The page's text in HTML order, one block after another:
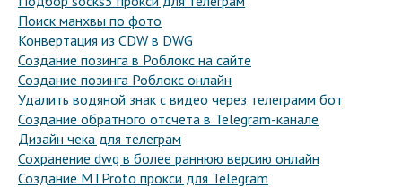
Поиск манхвы по фото
Конвертация из CDW в DWG
Создание позинга в Роблокс на сайте
Создание позинга Роблокс онлайн
Удалить водяной знак с видео через телеграмм бот
Создание обратного отсчета в Telegram-канале
Дизайн чека для телеграм
Сохранение dwg в более раннюю версию онлайн
Создание MTProto прокси для Telegram